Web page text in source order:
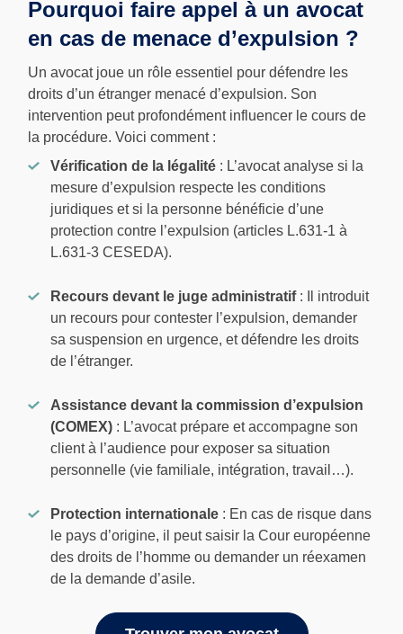
Pourquoi faire appel à un avocat
en cas de menace d’expulsion ?
Un avocat joue un rôle essentiel pour défendre les
droits d’un étranger menacé d’expulsion. Son
intervention peut profondément influencer le cours de
la procédure. Voici comment :
Vérification de la légalité : L’avocat analyse si la
mesure d’expulsion respecte les conditions
juridiques et si la personne bénéficie d’une
protection contre l’expulsion (articles L.631-1 à
L.631-3 CESEDA).
Recours devant le juge administratif: Il introduit
un recours pour contester l’expulsion, demander
sa suspension en urgence, et défendre les droits
de l’étranger.
Assistance devant la commission d’expulsion
(COMEX) : L’avocat prépare et accompagne son
client à l’audience pour exposer sa situation
personnelle (vie familiale, intégration, travail…).
Protection internationale : En cas de risque dans
le pays d’origine, il peut saisir la Cour européenne
des droits de l’homme ou demander un réexamen
de la demande d’asile.